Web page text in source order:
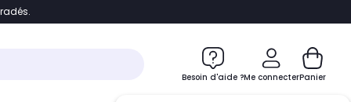
Accéder directement au chatbot
Besoin d'aide ?Me connecterPanier